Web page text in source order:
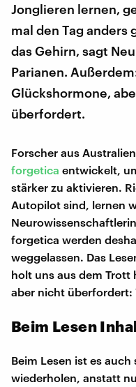
Jonglieren lernen,
mal den Tag anders
das Gehirn, sagt
Parianen.
Glückshormone,
überfordert.
Forscher aus
forgetica entwickelt,
stärker zu aktivieren.
Autopilot sind, lernen
forgetica werden
weggelassen. Das
holt uns aus dem Trott
aber nicht überfordert:
Beim Lesen
Beim Lesen ist es
wiederholen, anstatt